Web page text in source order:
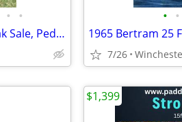
• •
🚣 BIG SALE – Fishing Kayaks, Kayak Sale, Pedal Kayaks, Tandem Kayaks
• •
1965 Bertram 25
7/26
$1,399